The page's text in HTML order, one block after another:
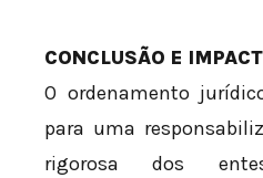
CONCLUSÃO E
O ordenamento
para uma
rigorosa dos